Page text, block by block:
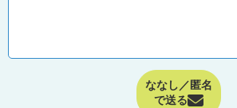
ななし／匿名
で送る